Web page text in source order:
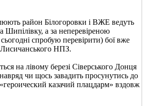
район Білогоровки і ВЖЕ ведуть
Шипілівку, а за неперевіреною
спробую перевірити) бої вже
Лисичанського НПЗ.
на лівому березі Сіверського Донця
чи щось завадить просунутись до
казачий плацдарм» вздовж